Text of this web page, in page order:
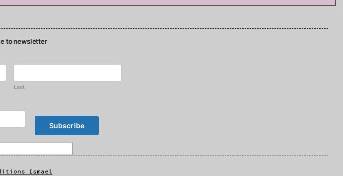
to newsletter
Last
Ismael